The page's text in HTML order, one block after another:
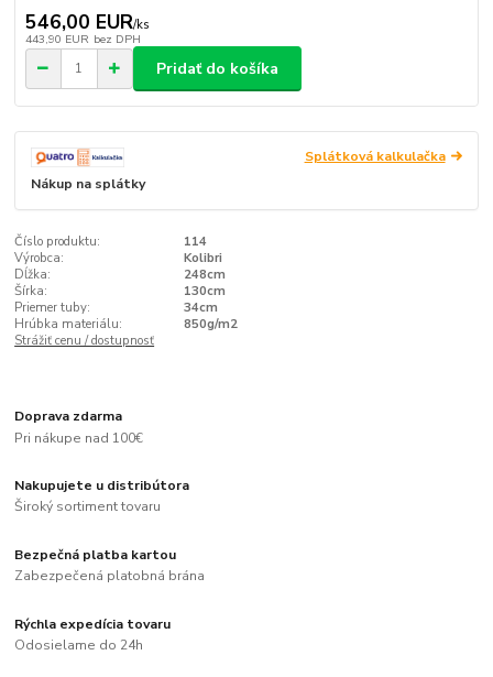
546,00 EUR/ks
443,90 EUR bez DPH
Pridať do košíka
Splátková kalkulačka
Nákup na splátky
Číslo produktu:
114
Výrobca:
Kolibri
Dĺžka:
248cm
Šírka:
130cm
Priemer tuby:
34cm
Hrúbka materiálu:
850g/m2
Strážiť cenu / dostupnosť
Doprava zdarma
Pri nákupe nad 100€
Nakupujete u distribútora
Široký sortiment tovaru
Bezpečná platba kartou
Zabezpečená platobná brána
Rýchla expedícia tovaru
Odosielame do 24h